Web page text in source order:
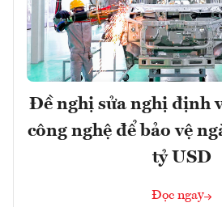
Đề nghị sửa nghị định
công nghệ để bảo vệ
tỷ USD
Đọc ngay